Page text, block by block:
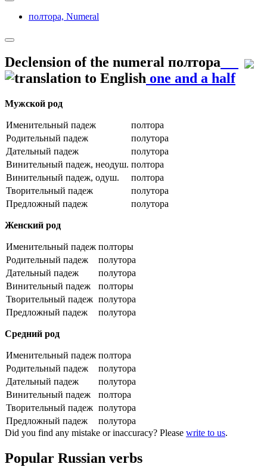
полтора, Numeral
Declension of the numeral полтора
one and a half
Мужской род
Именительный падеж
полтора
Родительный падеж
полутора
Дательный падеж
полутора
Винительный падеж, неодуш. полтора
Винительный падеж, одуш.
полтора
Творительный падеж
полутора
Предложный падеж
полутора
Женский род
Именительный падеж полторы
Родительный падеж
полутора
Дательный падеж
полутора
Винительный падеж
полторы
Творительный падеж полутора
Предложный падеж
полутора
Средний род
Именительный падеж полтора
Родительный падеж
полутора
Дательный падеж
полутора
Винительный падеж
полтора
Творительный падеж полутора
Предложный падеж
полутора
Did you find any mistake or inaccuracy? Please write to us.
Popular Russian verbs